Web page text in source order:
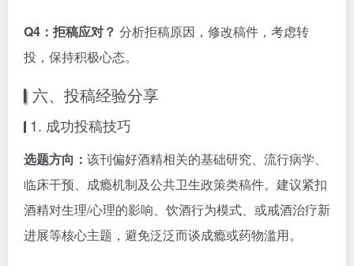
Q4：拒稿应对？ 分析拒稿原因，修改稿件，考虑转
投，保持积极心态。
六、投稿经验分享
1. 成功投稿技巧
选题方向： 该刊偏好酒精相关的基础研究、流行病学、
临床干预、成瘾机制及公共卫生政策类稿件。建议紧扣
酒精对生理/心理的影响、饮酒行为模式、或戒酒治疗新
进展等核心主题，避免泛泛而谈成瘾或药物滥用。